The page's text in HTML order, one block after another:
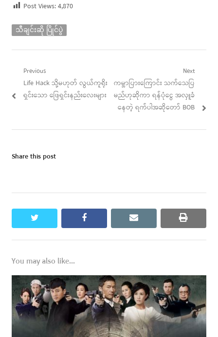
Post Views:4,870
သီချင်းဆို ပြိုင်ပွဲ
Post
navigation
Previous
Previous
post:
Life Hack သို့မဟုတ် လွယ်ကူရိုး
ရှင်းသော ဖြေရှင်းနည်းလေးများ
Next
Next
post:
ကမ္ဘာပြားကြောင်း သက်သေပြ
မည်ဟုဆိုကာ ရန်ပုံငွေ အလှူခံ
နေတဲ့ ရက်ပါအဆိုတော် BOB
Share this post
twitter facebook email print
You may also like...